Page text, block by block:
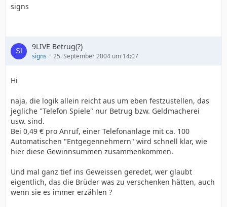
signs
9LIVE Betrug(?)
signs 25. September 2004 um 14:07
Hi
naja, die logik allein reicht aus um eben festzustellen, das
jegliche "Telefon Spiele" nur Betrug bzw. Geldmacherei
usw. sind.
Bei 0,49 € pro Anruf, einer Telefonanlage mit ca. 100
Automatischen "Entgegennehmern" wird schnell klar, wie
hier diese Gewinnsummen zusammenkommen.
Und mal ganz tief ins Geweissen geredet, wer glaubt
eigentlich, das die Brüder was zu verschenken hätten, auch
wenn sie es immer erzählen ?